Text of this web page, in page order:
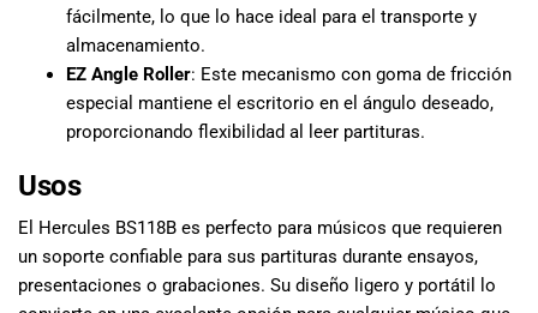
fácilmente, lo que lo hace ideal para el transporte y
almacenamiento.
EZ Angle Roller: Este mecanismo con goma de fricción
especial mantiene el escritorio en el ángulo deseado,
proporcionando flexibilidad al leer partituras.
Usos
El Hercules BS118B es perfecto para músicos que requieren
un soporte confiable para sus partituras durante ensayos,
presentaciones o grabaciones. Su diseño ligero y portátil lo